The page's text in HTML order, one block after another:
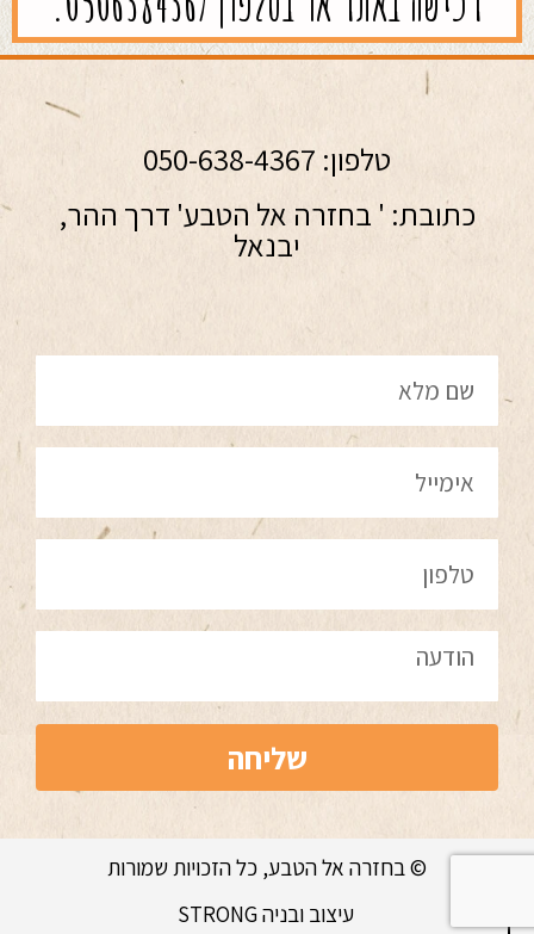
טלפון: 050-638-4367
כתובת: ' בחזרה אל הטבע' דרך ההר,
יבנאל
שליחה
© בחזרה אל הטבע, כל הזכויות שמורות
עיצוב ובניה STRONG